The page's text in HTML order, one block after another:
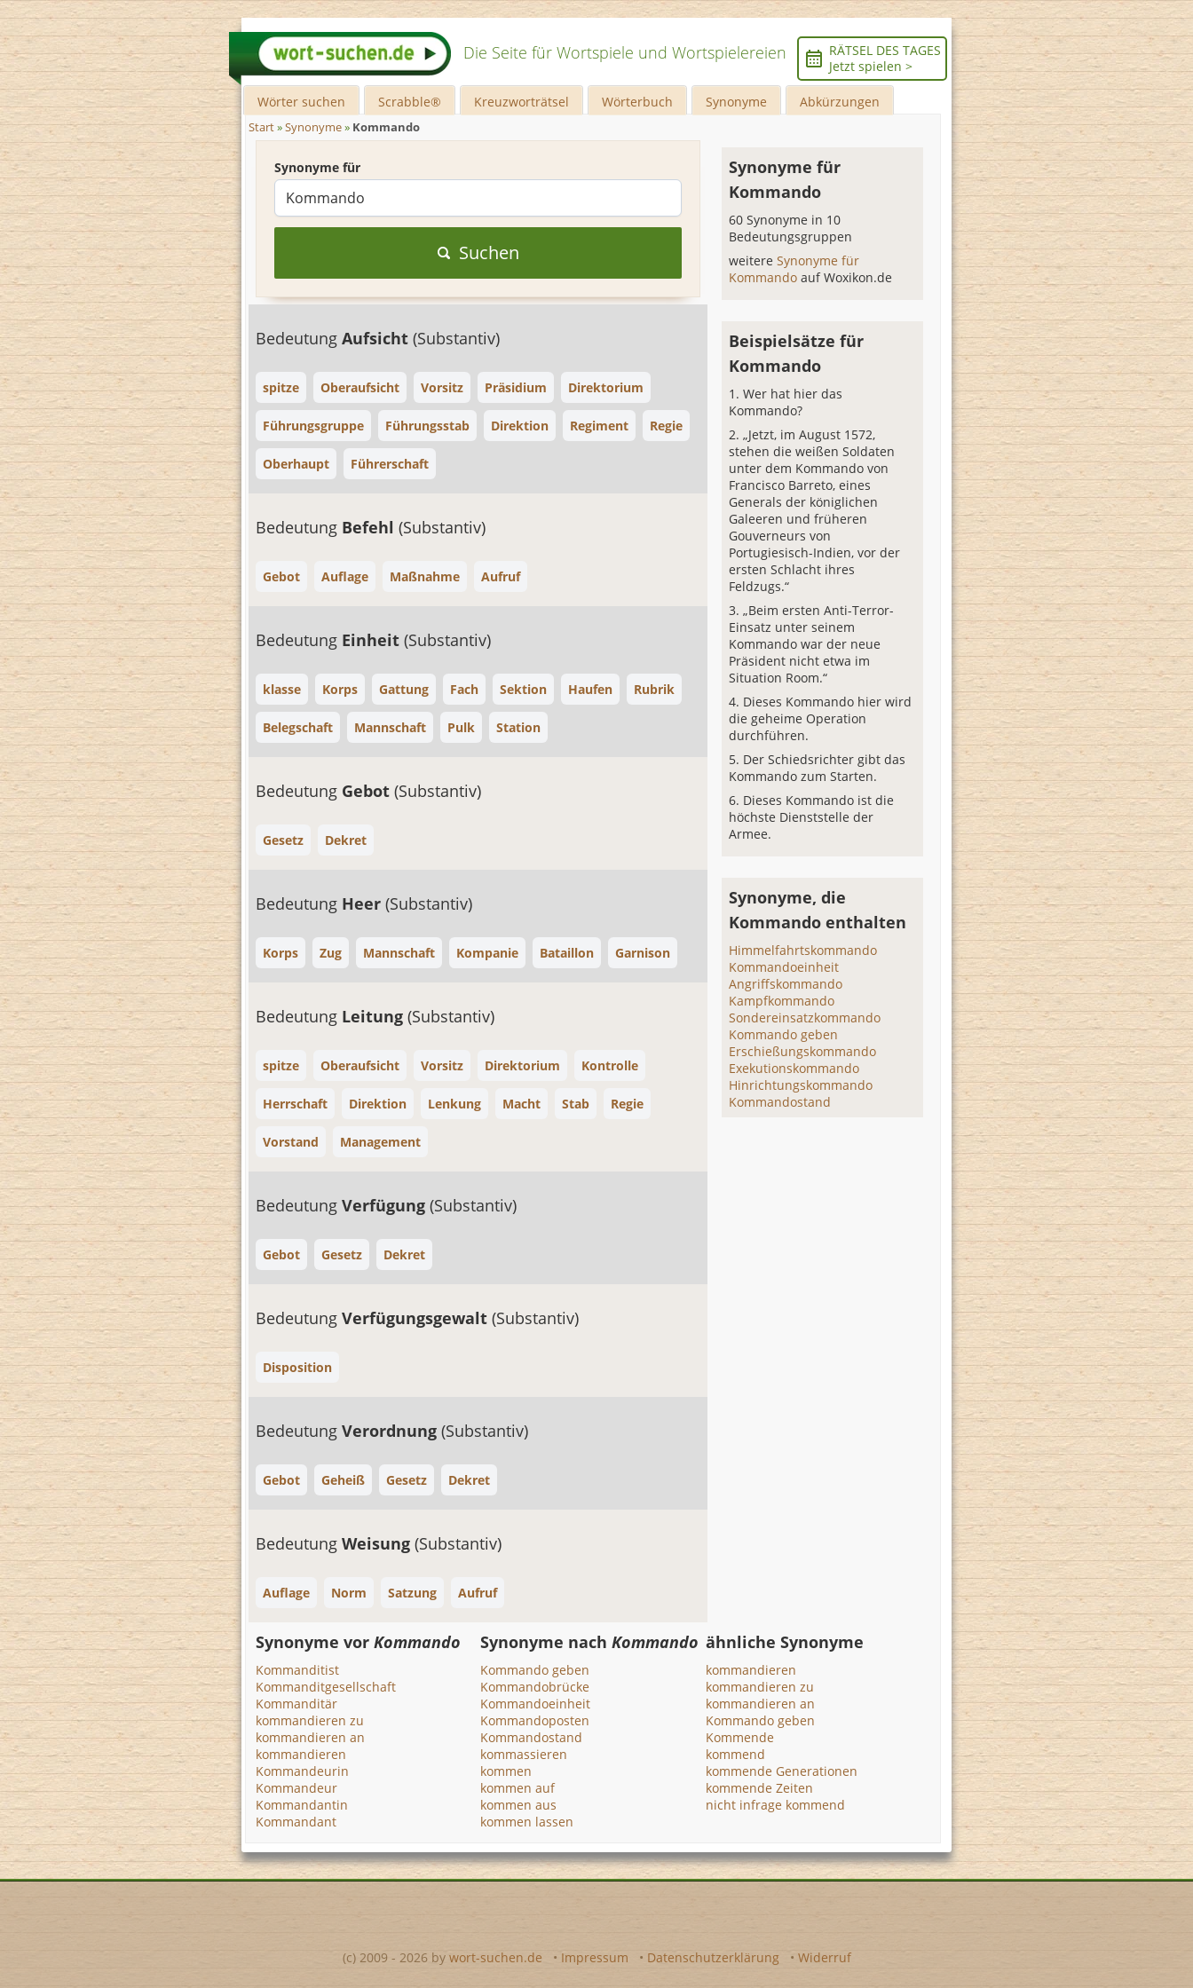
Die Seite für Wortspiele und Wortspielereien
RÄTSEL DES TAGES
Jetzt spielen >
Wörter suchen Scrabble® Kreuzworträtsel Wörterbuch Synonyme Abkürzungen
Start»Synonyme» Kommando
Synonyme für
Suchen
Bedeutung Aufsicht (Substantiv)
spitze Oberaufsicht Vorsitz Präsidium Direktorium
Führungsgruppe Führungsstab Direktion Regiment Regie
Oberhaupt Führerschaft
Bedeutung Befehl (Substantiv)
Gebot Auflage Maßnahme Aufruf
Bedeutung Einheit (Substantiv)
klasse Korps Gattung Fach Sektion Haufen Rubrik
Belegschaft Mannschaft Pulk Station
Bedeutung Gebot (Substantiv)
Gesetz Dekret
Bedeutung Heer (Substantiv)
Korps Zug Mannschaft Kompanie Bataillon Garnison
Bedeutung Leitung (Substantiv)
spitze Oberaufsicht Vorsitz Direktorium Kontrolle
Herrschaft Direktion Lenkung Macht Stab Regie
Vorstand Management
Bedeutung Verfügung (Substantiv)
Gebot Gesetz Dekret
Bedeutung Verfügungsgewalt (Substantiv)
Disposition
Bedeutung Verordnung (Substantiv)
Gebot Geheiß Gesetz Dekret
Bedeutung Weisung (Substantiv)
Auflage Norm Satzung Aufruf
Synonyme für
Kommando
60 Synonyme in 10
Bedeutungsgruppen
weitereSynonyme für
Kommandoauf Woxikon.de
Beispielsätze für
Kommando
Wer hat hier das
Kommando?
„Jetzt, im August 1572,
stehen die weißen Soldaten
unter dem Kommando von
Francisco Barreto, eines
Generals der königlichen
Galeeren und früheren
Gouverneurs von
Portugiesisch-Indien, vor der
ersten Schlacht ihres
Feldzugs.“
„Beim ersten Anti-Terror-
Einsatz unter seinem
Kommando war der neue
Präsident nicht etwa im
Situation Room.“
Dieses Kommando hier wird
die geheime Operation
durchführen.
Der Schiedsrichter gibt das
Kommando zum Starten.
Dieses Kommando ist die
höchste Dienststelle der
Armee.
Synonyme, die
Kommando enthalten
Himmelfahrtskommando
Kommandoeinheit
Angriffskommando
Kampfkommando
Sondereinsatzkommando
Kommando geben
Erschießungskommando
Exekutionskommando
Hinrichtungskommando
Kommandostand
Synonyme vor Kommando
Kommanditist
Kommanditgesellschaft
Kommanditär
kommandieren zu
kommandieren an
kommandieren
Kommandeurin
Kommandeur
Kommandantin
Kommandant
Synonyme nachKommando
Kommando geben
Kommandobrücke
Kommandoeinheit
Kommandoposten
Kommandostand
kommassieren
kommen
kommen auf
kommen aus
kommen lassen
ähnliche Synonyme
kommandieren
kommandieren zu
kommandieren an
Kommando geben
Kommende
kommend
kommende Generationen
kommende Zeiten
nicht infrage kommend
(c) 2009 - 2026 by wort-suchen.de • Impressum • Datenschutzerklärung • Widerruf